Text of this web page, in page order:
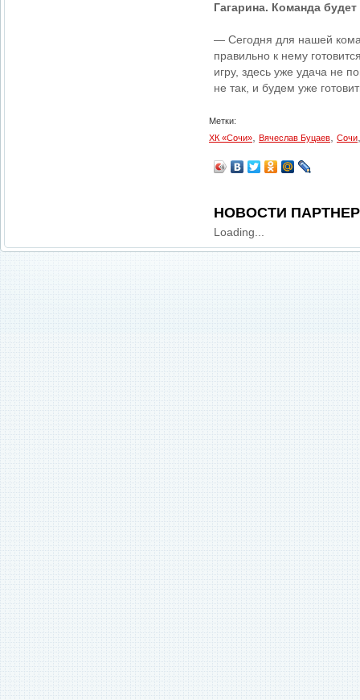
Гагарина. Команда
— Сегодня для нашей
правильно к нему
игру, здесь уже удача не
не так, и будем уже
Метки:
ХК «Сочи»
Вячеслав Буцаев Сочи
НОВОСТИ
Loading...